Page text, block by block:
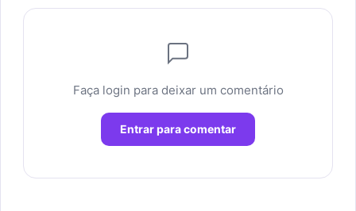
Faça login para deixar um comentário
Entrar para comentar